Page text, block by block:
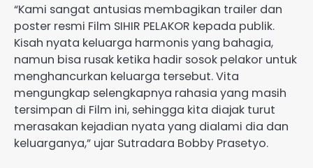
“Kami sangat antusias membagikan trailer dan
poster resmi Film SIHIR PELAKOR kepada publik.
Kisah nyata keluarga harmonis yang bahagia,
namun bisa rusak ketika hadir sosok pelakor untuk
menghancurkan keluarga tersebut. Vita
mengungkap selengkapnya rahasia yang masih
tersimpan di Film ini, sehingga kita diajak turut
merasakan kejadian nyata yang dialami dia dan
keluarganya,” ujar Sutradara Bobby Prasetyo.